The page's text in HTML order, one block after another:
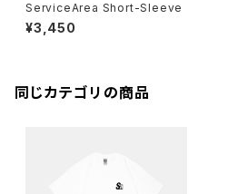
ServiceArea Short-Sleeve
¥3,450
同じカテゴリの商品